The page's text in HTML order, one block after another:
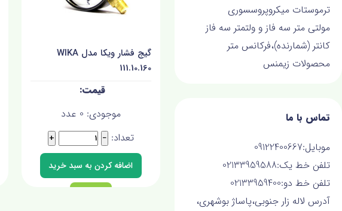
ترموستات میکروپروسسوری
مولتی متر سه فاز و ولتمتر سه فاز
کانتر (شمارنده)،فرکانس متر
محصولات زیمنس
تماس با ما
موبایل:09122400667
تلفن خط یک:02133959588
تلفن خط دو:02133959400
آدرس لاله زار جنوبی،پاساژ بوشهری،
گیج فشار ویکا مدل WIKA
111.10.160
موجودی: 0 عدد
تعداد: −
+